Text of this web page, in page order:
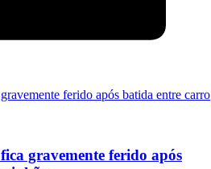
gravemente ferido após